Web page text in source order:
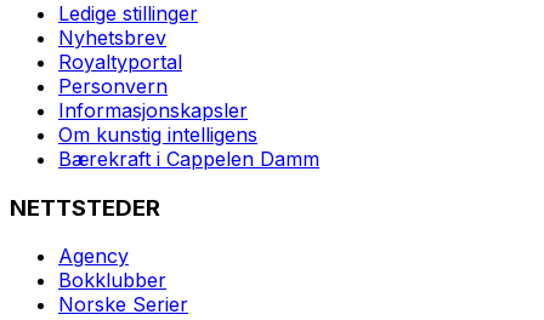
Ledige stillinger
Nyhetsbrev
Royaltyportal
Personvern
Informasjonskapsler
Om kunstig intelligens
Bærekraft i Cappelen Damm
NETTSTEDER
Agency
Bokklubber
Norske Serier